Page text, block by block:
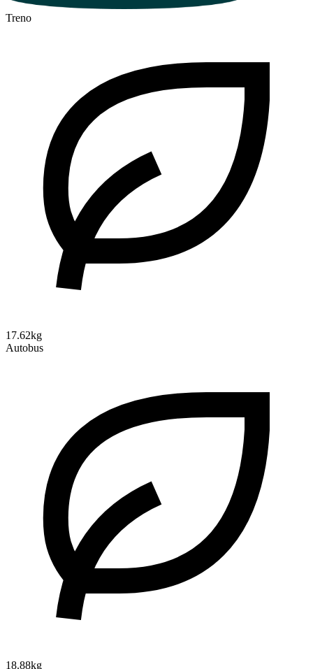
Treno
17.62kg
Autobus
18.88kg